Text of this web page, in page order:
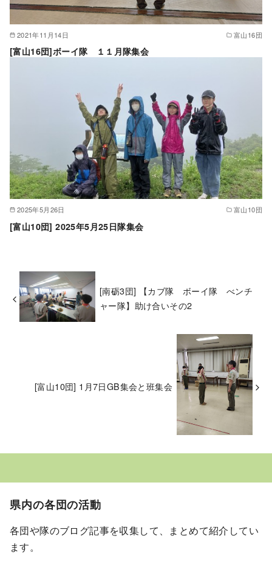
2021年11月14日 富山16団
[富山16団]ボーイ隊 １１月隊集会
2025年5月26日 富山10団
[富山10団] 2025年5月25日隊集会
[南砺3団] 【カブ隊 ボーイ隊 べンチ
ャー隊】助け合いその2
[富山10団] 1月7日GB集会と班集会
県内の各団の活動
各団や隊のブログ記事を収集して、まとめて紹介してい
ます。